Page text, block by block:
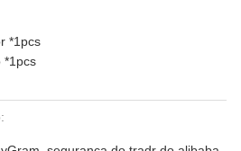
*1pcs
*1pcs